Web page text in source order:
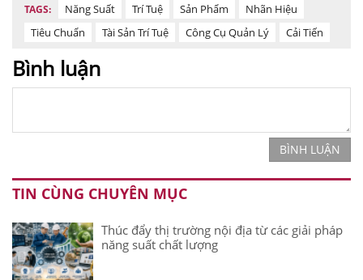
TAGS: Năng Suất Trí Tuệ Sản Phẩm
Nhãn Hiệu
Tiêu Chuẩn
Tài Sản Trí Tuệ Công Cụ Quản Lý Cải Tiến
Bình luận
BÌNH LUẬN
TIN CÙNG CHUYÊN MỤC
Thúc đẩy thị trường nội địa từ các giải pháp
năng suất chất lượng